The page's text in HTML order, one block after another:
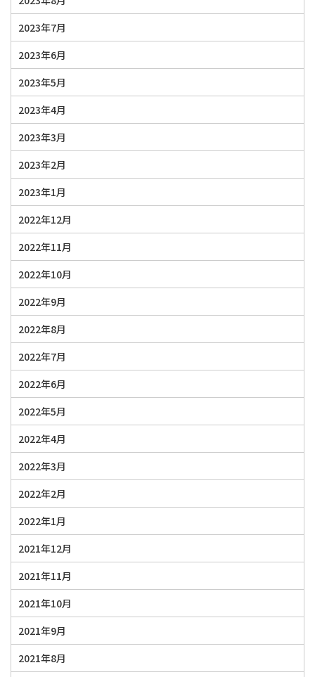
2023年7月
2023年6月
2023年5月
2023年4月
2023年3月
2023年2月
2023年1月
2022年12月
2022年11月
2022年10月
2022年9月
2022年8月
2022年7月
2022年6月
2022年5月
2022年4月
2022年3月
2022年2月
2022年1月
2021年12月
2021年11月
2021年10月
2021年9月
2021年8月